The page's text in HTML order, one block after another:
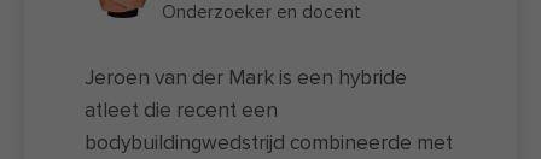
Onderzoeker en docent
Jeroen van der Mark is een hybride
atleet die recent een
bodybuildingwedstrijd combineerde met